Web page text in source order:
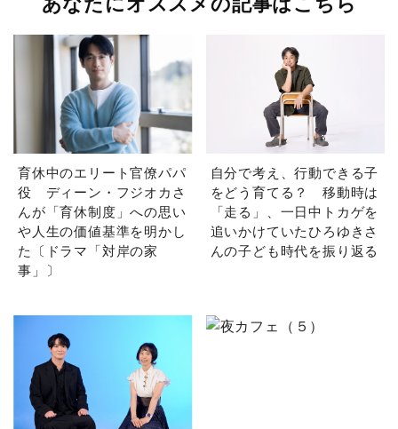
育休中のエリート官僚パパ
役 ディーン・フジオカさ
んが「育休制度」への思い
や人生の価値基準を明かし
た〔ドラマ「対岸の家
事」〕
自分で考え、行動できる子
をどう育てる？ 移動時は
「走る」、一日中トカゲを
追いかけていたひろゆきさ
んの子ども時代を振り返る